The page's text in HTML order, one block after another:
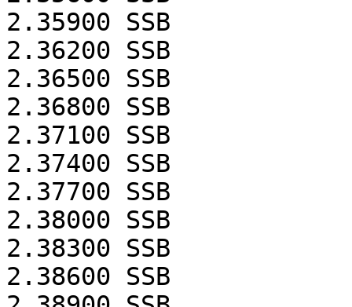
2.35900
SSB
2.36200
SSB
2.36500
SSB
2.36800
SSB
2.37100
SSB
2.37400
SSB
2.37700
SSB
2.38000
SSB
2.38300
SSB
2.38600
SSB